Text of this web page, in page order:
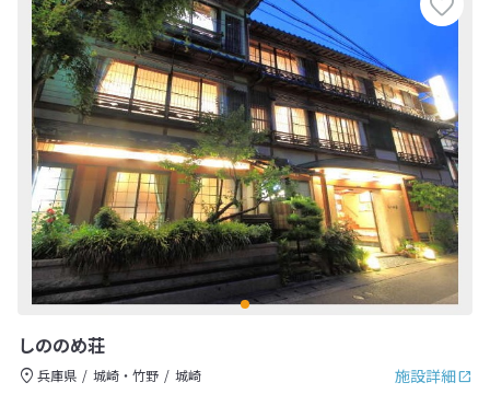
しののめ荘
施設詳細
兵庫県 城崎・竹野
城崎